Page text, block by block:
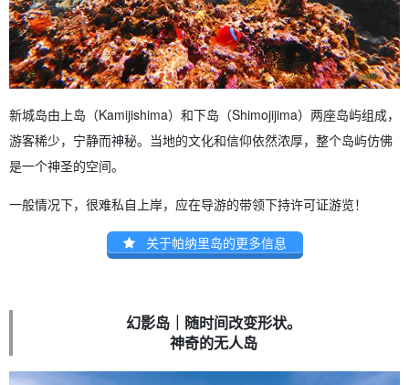
新城岛由上岛（Kamijishima）和下岛（Shimojijima）两座岛屿组成，
游客稀少，宁静而神秘。当地的文化和信仰依然浓厚，整个岛屿仿佛
是一个神圣的空间。
一般情况下，很难私自上岸，应在导游的带领下持许可证游览！
关于帕纳里岛的更多信息
幻影岛｜随时间改变形状。
神奇的无人岛